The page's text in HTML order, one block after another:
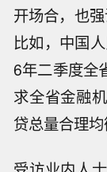
开场合，也强
比如，中国
6年二季度全
求全省金融
贷总量合理